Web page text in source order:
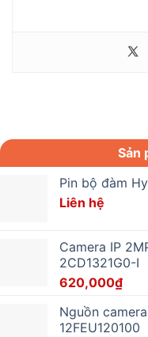
Sản
Pin bộ đàm
Liên hệ
Camera IP
2CD1321G0-I
620,000₫
Nguồn
12FEU120100